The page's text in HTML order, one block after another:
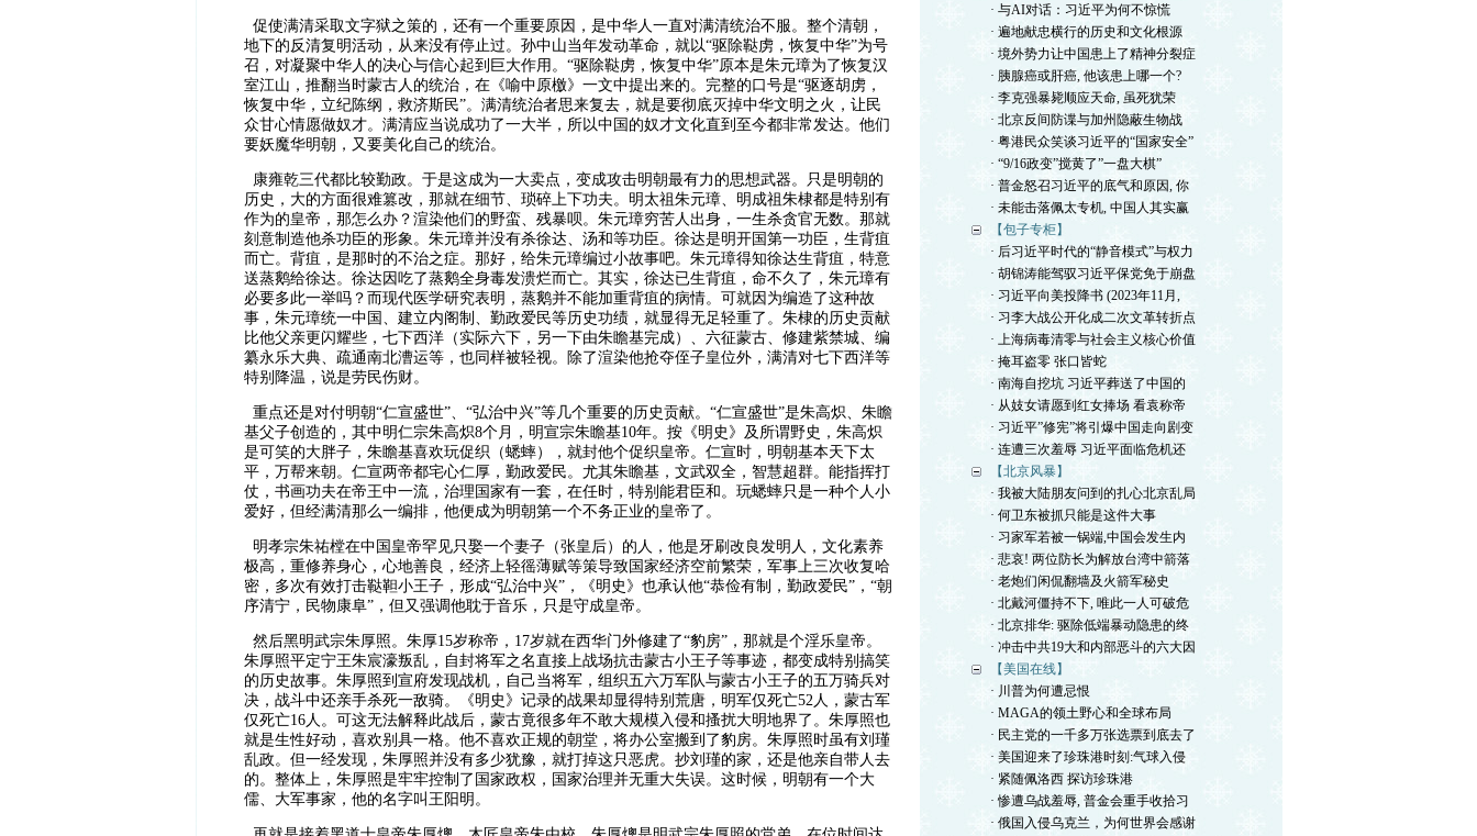
促使满清采取文字狱之策的，还有一个重要原因，是中华人一直对满清统治不服。整个清朝，
地下的反清复明活动，从来没有停止过。孙中山当年发动革命，就以“驱除鞑虏，恢复中华”为号
召，对凝聚中华人的决心与信心起到巨大作用。“驱除鞑虏，恢复中华”原本是朱元璋为了恢复汉
室江山，推翻当时蒙古人的统治，在《喻中原檄》一文中提出来的。完整的口号是“驱逐胡虏，
恢复中华，立纪陈纲，救济斯民”。满清统治者思来复去，就是要彻底灭掉中华文明之火，让民
众甘心情愿做奴才。满清应当说成功了一大半，所以中国的奴才文化直到至今都非常发达。他们
要妖魔华明朝，又要美化自己的统治。
康雍乾三代都比较勤政。于是这成为一大卖点，变成攻击明朝最有力的思想武器。只是明朝的
历史，大的方面很难篡改，那就在细节、琐碎上下功夫。明太祖朱元璋、明成祖朱棣都是特别有
作为的皇帝，那怎么办？渲染他们的野蛮、残暴呗。朱元璋穷苦人出身，一生杀贪官无数。那就
刻意制造他杀功臣的形象。朱元璋并没有杀徐达、汤和等功臣。徐达是明开国第一功臣，生背疽
而亡。背疽，是那时的不治之症。那好，给朱元璋编过小故事吧。朱元璋得知徐达生背疽，特意
送蒸鹅给徐达。徐达因吃了蒸鹅全身毒发溃烂而亡。其实，徐达已生背疽，命不久了，朱元璋有
必要多此一举吗？而现代医学研究表明，蒸鹅并不能加重背疽的病情。可就因为编造了这种故
事，朱元璋统一中国、建立内阁制、勤政爱民等历史功绩，就显得无足轻重了。朱棣的历史贡献
比他父亲更闪耀些，七下西洋（实际六下，另一下由朱瞻基完成）、六征蒙古、修建紫禁城、编
纂永乐大典、疏通南北漕运等，也同样被轻视。除了渲染他抢夺侄子皇位外，满清对七下西洋等
特别降温，说是劳民伤财。
重点还是对付明朝“仁宣盛世”、“弘治中兴”等几个重要的历史贡献。“仁宣盛世”是朱高炽、朱瞻
基父子创造的，其中明仁宗朱高炽8个月，明宣宗朱瞻基10年。按《明史》及所谓野史，朱高炽
是可笑的大胖子，朱瞻基喜欢玩促织（蟋蟀），就封他个促织皇帝。仁宣时，明朝基本天下太
平，万帮来朝。仁宣两帝都宅心仁厚，勤政爱民。尤其朱瞻基，文武双全，智慧超群。能指挥打
仗，书画功夫在帝王中一流，治理国家有一套，在任时，特别能君臣和。玩蟋蟀只是一种个人小
爱好，但经满清那么一编排，他便成为明朝第一个不务正业的皇帝了。
明孝宗朱祐樘在中国皇帝罕见只娶一个妻子（张皇后）的人，他是牙刷改良发明人，文化素养
极高，重修养身心，心地善良，经济上轻徭薄赋等策导致国家经济空前繁荣，军事上三次收复哈
密，多次有效打击鞑靼小王子，形成“弘治中兴”，《明史》也承认他“恭俭有制，勤政爱民”，“朝
序清宁，民物康阜”，但又强调他耽于音乐，只是守成皇帝。
然后黑明武宗朱厚照。朱厚15岁称帝，17岁就在西华门外修建了“豹房”，那就是个淫乐皇帝。
朱厚照平定宁王朱宸濠叛乱，自封将军之名直接上战场抗击蒙古小王子等事迹，都变成特别搞笑
的历史故事。朱厚照到宣府发现战机，自己当将军，组织五六万军队与蒙古小王子的五万骑兵对
决，战斗中还亲手杀死一敌骑。《明史》记录的战果却显得特别荒唐，明军仅死亡52人，蒙古军
仅死亡16人。可这无法解释此战后，蒙古竟很多年不敢大规模入侵和搔扰大明地界了。朱厚照也
就是生性好动，喜欢别具一格。他不喜欢正规的朝堂，将办公室搬到了豹房。朱厚照时虽有刘瑾
乱政。但一经发现，朱厚照并没有多少犹豫，就打掉这只恶虎。抄刘瑾的家，还是他亲自带人去
的。整体上，朱厚照是牢牢控制了国家政权，国家治理并无重大失误。这时候，明朝有一个大
儒、大军事家，他的名字叫王阳明。
· 与AI对话：习近平为何不惊慌
· 遍地献忠横行的历史和文化根源
· 境外势力让中国患上了精神分裂症
· 胰腺癌或肝癌, 他该患上哪一个?
· 李克强暴毙顺应天命, 虽死犹荣
· 北京反间防谍与加州隐蔽生物战
· 粤港民众笑谈习近平的“国家安全”
· “9/16政变”搅黄了”一盘大棋”
· 普金怒召习近平的底气和原因, 你
· 未能击落佩太专机, 中国人其实赢
【包子专柜】
· 后习近平时代的“静音模式”与权力
· 胡锦涛能驾驭习近平保党免于崩盘
· 习近平向美投降书 (2023年11月,
· 习李大战公开化成二次文革转折点
· 上海病毒清零与社会主义核心价值
· 掩耳盗零 张口皆蛇
· 南海自挖坑 习近平葬送了中国的
· 从妓女请愿到红女捧场 看袁称帝
· 习近平”修宪”将引爆中国走向剧变
· 连遭三次羞辱 习近平面临危机还
【北京风暴】
· 我被大陆朋友问到的扎心北京乱局
· 何卫东被抓只能是这件大事
· 习家军若被一锅端,中国会发生内
· 悲哀! 两位防长为解放台湾中箭落
· 老炮们闲侃翻墙及火箭军秘史
· 北戴河僵持不下, 唯此一人可破危
· 北京排华: 驱除低端暴动隐患的终
· 冲击中共19大和内部恶斗的六大因
【美国在线】
· 川普为何遭忌恨
· MAGA的领土野心和全球布局
· 民主党的一千多万张选票到底去了
· 美国迎来了珍珠港时刻:气球入侵
· 紧随佩洛西 探访珍珠港
· 惨遭乌战羞辱, 普金会重手收拾习
· 俄国入侵乌克兰，为何世界会感谢